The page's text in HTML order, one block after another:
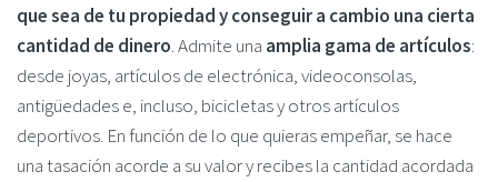
que sea de tu propiedad y conseguir a cambio una cierta
cantidad de dinero. Admite una amplia gama de artículos:
desde joyas, artículos de electrónica, videoconsolas,
antigüedades e, incluso, bicicletas y otros artículos
deportivos. En función de lo que quieras empeñar, se hace
una tasación acorde a su valor y recibes la cantidad acordada